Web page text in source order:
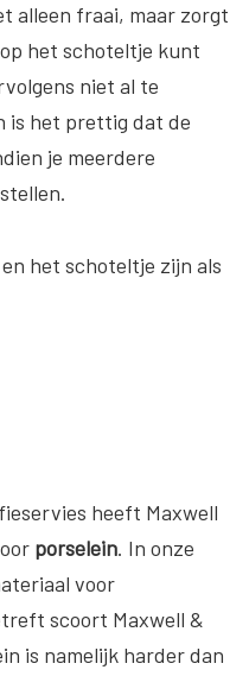
alleen fraai, maar zorgt
het schoteltje kunt
niet al te
is het prettig dat de
je meerdere
het schoteltje zijn als
heeft Maxwell
porselein. In onze
voor
scoort Maxwell &
is namelijk harder dan